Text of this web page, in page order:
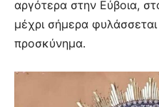
αργότερα στην Εύβοια,
μέχρι σήμερα
προσκύνημα.